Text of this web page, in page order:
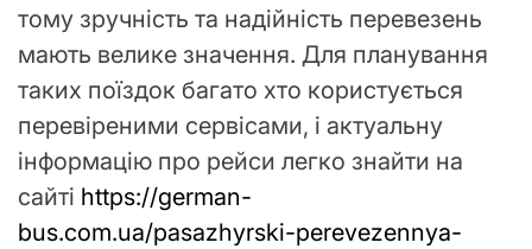
тому зручність та надійність перевезень
мають велике значення. Для планування
таких поїздок багато хто користується
перевіреними сервісами, і актуальну
інформацію про рейси легко знайти на
сайті https://german-
bus.com.ua/pasazhyrski-perevezennya-